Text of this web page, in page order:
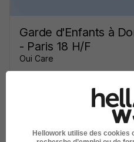
Garde d'Enfants à
- Paris 18 H/F
Oui Care
Temps
Hellowork utilise des